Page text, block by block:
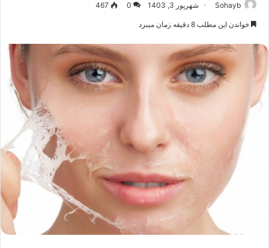
Sohayb شهریور 3, 1403 0
467
خواندن این مطلب 8 دقیقه زمان میبرد